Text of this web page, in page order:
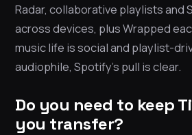
Radar, collaborative playlists and
across devices, plus Wrapped
music life is social and playlist-
audiophile, Spotify’s pull is clear.
Do you need to keep
you transfer?